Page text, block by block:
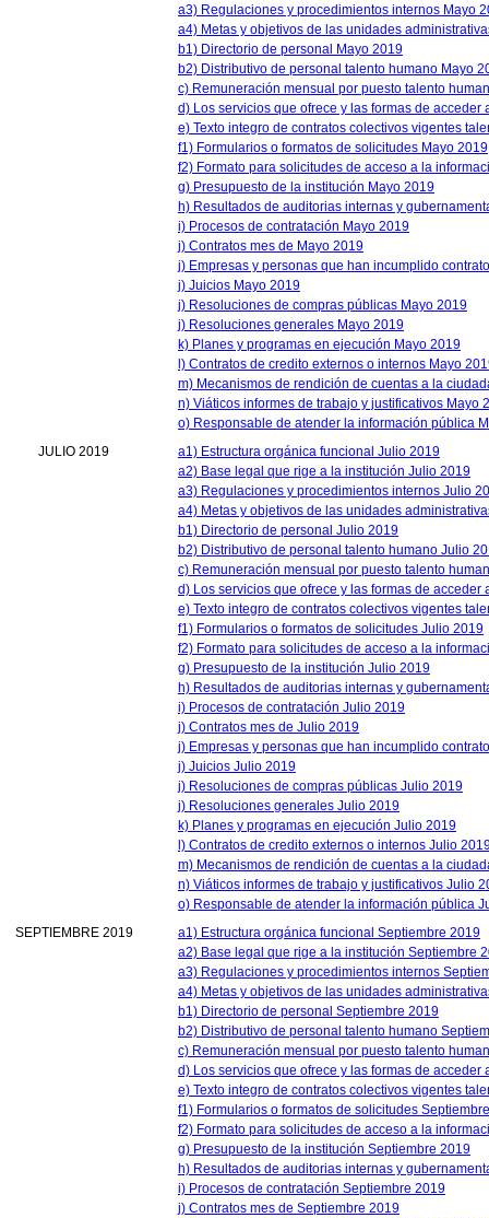
a3) Regulaciones y procedimientos internos Mayo
a4) Metas y objetivos de las unidades
b1) Directorio de personal Mayo 2019
b2) Distributivo de personal talento humano Mayo
c) Remuneración mensual por puesto talento
d) Los servicios que ofrece y las formas de acceder
e) Texto integro de contratos colectivos vigentes
f1) Formularios o formatos de solicitudes Mayo 2019
f2) Formato para solicitudes de acceso a la
g) Presupuesto de la institución Mayo 2019
h) Resultados de auditorias internas y
i) Procesos de contratación Mayo 2019
j) Contratos mes de Mayo 2019
j) Empresas y personas que han incumplido
j) Juicios Mayo 2019
j) Resoluciones de compras públicas Mayo 2019
j) Resoluciones generales Mayo 2019
k) Planes y programas en ejecución Mayo 2019
l) Contratos de credito externos o internos Mayo
m) Mecanismos de rendición de cuentas a la
n) Viáticos informes de trabajo y justificativos Mayo
o) Responsable de atender la información pública
JULIO 2019
a1) Estructura orgánica funcional Julio 2019
a2) Base legal que rige a la institución Julio 2019
a3) Regulaciones y procedimientos internos Julio
a4) Metas y objetivos de las unidades
b1) Directorio de personal Julio 2019
b2) Distributivo de personal talento humano Julio
c) Remuneración mensual por puesto talento
d) Los servicios que ofrece y las formas de acceder
e) Texto integro de contratos colectivos vigentes
f1) Formularios o formatos de solicitudes Julio 2019
f2) Formato para solicitudes de acceso a la
g) Presupuesto de la institución Julio 2019
h) Resultados de auditorias internas y
i) Procesos de contratación Julio 2019
j) Contratos mes de Julio 2019
j) Empresas y personas que han incumplido
j) Juicios Julio 2019
j) Resoluciones de compras públicas Julio 2019
j) Resoluciones generales Julio 2019
k) Planes y programas en ejecución Julio 2019
l) Contratos de credito externos o internos Julio
m) Mecanismos de rendición de cuentas a la
n) Viáticos informes de trabajo y justificativos Julio
o) Responsable de atender la información pública
SEPTIEMBRE 2019
a1) Estructura orgánica funcional Septiembre 2019
a2) Base legal que rige a la institución Septiembre
a3) Regulaciones y procedimientos internos
a4) Metas y objetivos de las unidades
b1) Directorio de personal Septiembre 2019
b2) Distributivo de personal talento humano
c) Remuneración mensual por puesto talento
d) Los servicios que ofrece y las formas de acceder
e) Texto integro de contratos colectivos vigentes
f1) Formularios o formatos de solicitudes
f2) Formato para solicitudes de acceso a la
g) Presupuesto de la institución Septiembre 2019
h) Resultados de auditorias internas y
i) Procesos de contratación Septiembre 2019
j) Contratos mes de Septiembre 2019